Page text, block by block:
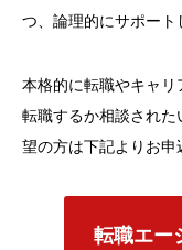
つ、論理的にサポート
本格的に転職やキャ
転職するか相談され
望の方は下記よりお申
転職エー